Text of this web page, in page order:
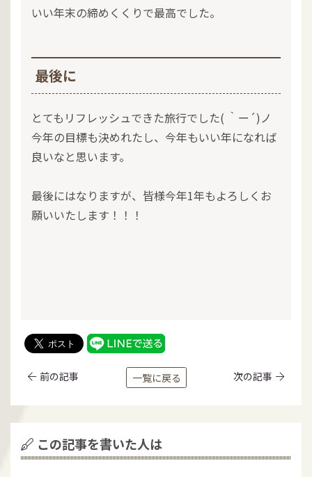
いい年末の締めくくりで最高でした。
最後に
とてもリフレッシュできた旅行でした( ｀ー´)ノ
今年の目標も決めれたし、今年もいい年になれば
良いなと思います。
最後にはなりますが、皆様今年1年もよろしくお
願いいたします！！！
前の記事 一覧に戻る 次の記事
この記事を書いた人は